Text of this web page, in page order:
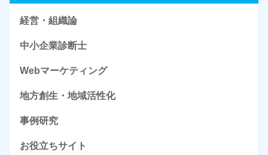
経営・組織論
中小企業診断士
Webマーケティング
地方創生・地域活性化
事例研究
お役立ちサイト